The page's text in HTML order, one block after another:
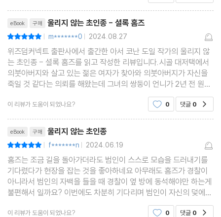
eBook 구매 울리지 않는 초인종 - 셜록 홈즈
| m*******0 | 2024.08.27
위즈덤커넥트 출판사에서 출간한 아서 코난 도일 작가의 울리지 않
는 초인종 - 셜록 홈즈를 읽고 작성한 리뷰입니다.시골 대저택에서
의붓아버지와 살고 있는 젊은 여자가 찾아와 의붓아버지가 자신을
죽일 것 같다는 의뢰를 해왔는데 그녀의 쌍둥이 언니가 2년 전 원인
을 알 수 없는 죽음을 당한 이야기를 들려준다.흥미롭고 재밌었어요.
이 리뷰가 도움이 되었나요? 0 댓글 0
eBook 구매 울리지 않는 초인종
| f*******n | 2024.06.19
홈즈는 조금 길을 돌아가더라도 범인이 스스로 모습을 드러내기를
기다렸다가 현장을 잡는 것을 좋아하네요 아무래도 홈즈가 경찰이
아니라서 범인의 자백을 들을 때 경찰이 옆 방에 동석해야만 하는게
불편해서 일까요? 이번에도 차분히 기다리며 범인이 자신의 덫에
스스로 빠지기를 기다렸다 잡는 모습이 인상깊어요
이 리뷰가 도움이 되었나요? 0 댓글 0